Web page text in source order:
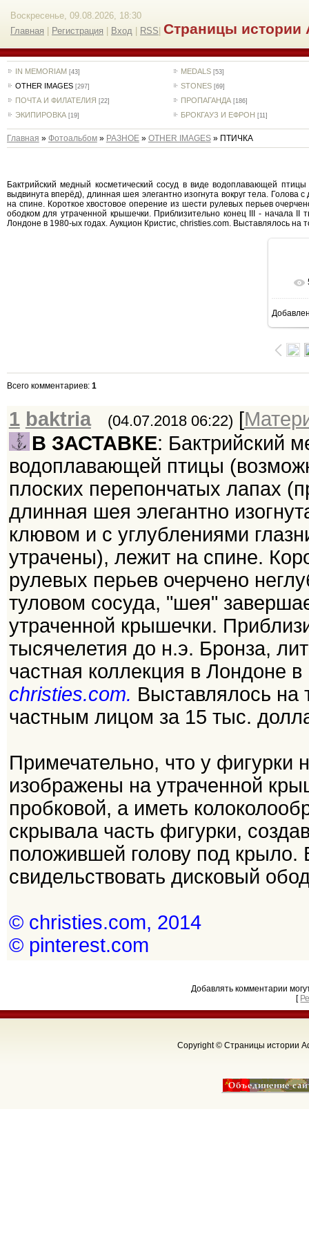
Воскресенье, 09.08.2026, 18:30
Главная
Регистрация Вход RSS Страницы истории
IN MEMORIAM [43] MEDALS [53]
OTHER IMAGES [297] STONES [69]
ПОЧТА И ФИЛАТЕЛИЯ [22] ПРОПАГАНДА [186]
ЭКИПИРОВКА [19] БРОКГАУЗ И ЕФРОН [11]
Главная » Фотоальбом» РАЗНОЕ» OTHER IMAGES» ПТИЧКА
Бактрийский медный косметический сосуд в виде водоплавающей
выдвинута вперёд), длинная шея элегантно изогнута вокруг тела.
на спине. Короткое хвостовое оперение из шести рулевых перьев
ободком для утраченной крышечки. Приблизительно конец III - начала II
Лондоне в 1980-ых годах. Аукцион Кристис, christies.com. Выставлялось на
Всего комментариев: 1
1 baktria (04.07.2018 06:22) [
В ЗАСТАВКЕ: Бактрийский
водоплавающей птицы
плоских перепончатых лапах
длинная шея элегантно
клювом и с углублениями
утрачены), лежит на спине.
рулевых перьев очерчено
туловом сосуда, "шея"
утраченной крышечки.
тысячелетия до н.э. Бронза,
частная коллекция в Лондоне
christies.com. Выставлялось на
частным лицом за 15 тыс.
Примечательно, что у
изображены на утраченной
пробковой, а иметь
скрывала часть фигурки,
положившей голову под крыло.
свидельствовать дисковый
© christies.com, 2014
© pinterest.com
Добавлять комментарии
[
Copyright © Страницы истории